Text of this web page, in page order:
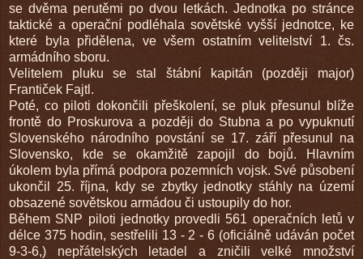
se dvěma perutěmi po dvou letkách. Jednotka po stránce
taktické a operační podléhala sovětské vyšší jednotce, ke
které byla přidělena, ve všem ostatním velitelství 1. čs.
armádního sboru.
Velitelem pluku se stal štábní kapitán (později major)
Frantiček Fajtl.
Poté, co piloti dokončili přeškolení, se pluk přesunul blíže
frontě do Proskurova a později do Stubna a po vypuknutí
Slovenského národního povstání se 17. září přesunul na
Slovensko, kde se okamžitě zapojil do bojů. Hlavním
úkolem byla přímá podpora pozemních vojsk. Své působení
ukončil 25. října, kdy se zbytky jednotky stáhly na území
obsazené sovětskou armádou či ustoupily do hor.
Během SNP piloti jednotky provedli 561 operačních letů v
délce 375 hodin, sestřelili 13 - 2 - 6 (oficiálně udáván počet
9-3-6,) nepřátelských letadel a zničili velké množství